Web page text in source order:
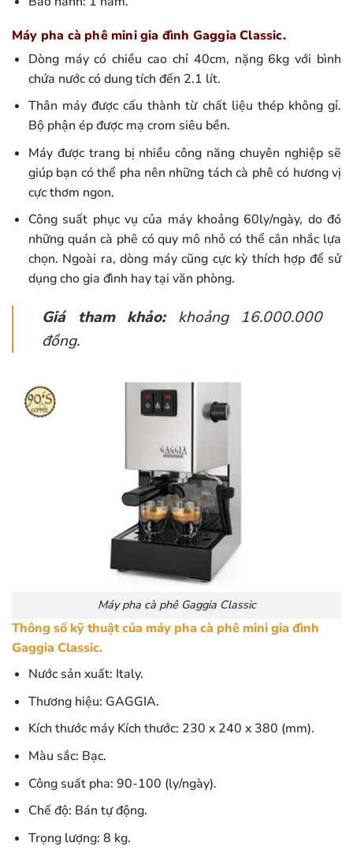
Máy pha cà phê mini gia đình Gaggia Classic.
Dòng máy có chiều cao chỉ 40cm, nặng 6kg với bình
chứa nước có dung tích đến 2.1 lít.
Thân máy được cấu thành từ chất liệu thép không gỉ.
Bộ phận ép được mạ crom siêu bền.
Máy được trang bị nhiều công năng chuyên nghiệp sẽ
giúp bạn có thể pha nên những tách cà phê có hương vị
cực thơm ngon.
Công suất phục vụ của máy khoảng 60ly/ngày, do đó
những quán cà phê có quy mô nhỏ có thể cân nhắc lựa
chọn. Ngoài ra, dòng máy cũng cực kỳ thích hợp để sử
dụng cho gia đình hay tại văn phòng.
Giá tham khảo:khoảng 16.000.000
đồng.
Máy pha cà phê Gaggia Classic
Thông số kỹ thuật của máy pha cà phê mini gia đình
Gaggia Classic.
Nước sản xuất: Italy.
Thương hiệu: GAGGIA.
Kích thước máy Kích thước: 230 x 240 x 380 (mm).
Màu sắc: Bạc.
Công suất pha: 90-100 (ly/ngày).
Chế độ: Bán tự động.
Trọng lượng: 8 kg.